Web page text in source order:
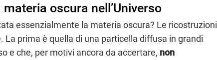
oscura nell’Universo
essenzialmente la materia oscura? Le ricostruzioni
La prima è quella di una particella diffusa in grandi
e che, per motivi ancora da accertare, non